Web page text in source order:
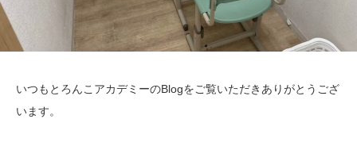
いつもとろんこアカデミーのBlogをご覧いただきありがとうござ
います。